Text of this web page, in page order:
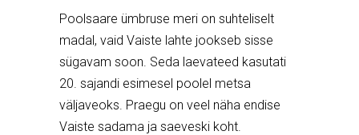
Poolsaare ümbruse meri on suhteliselt
madal, vaid Vaiste lahte jookseb sisse
sügavam soon. Seda laevateed kasutati
20. sajandi esimesel poolel metsa
väljaveoks. Praegu on veel näha endise
Vaiste sadama ja saeveski koht.